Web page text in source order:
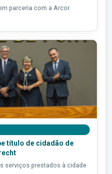
parceria com a Arcor
título de cidadão de
serviços prestados à cidade